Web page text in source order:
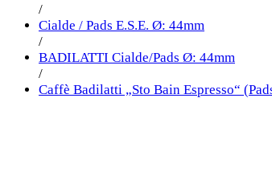
/
Cialde / Pads E.S.E. Ø: 44mm
/
BADILATTI Cialde/Pads Ø: 44mm
/
Caffè Badilatti „Sto Bain Espresso“